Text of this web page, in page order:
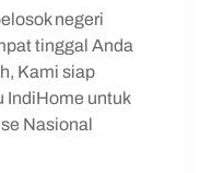
negeri
tinggal Anda
Kami siap
IndiHome untuk
Nasional